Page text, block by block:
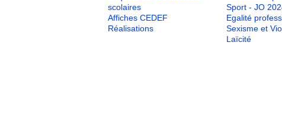
scolaires
Affiches CEDEF
Réalisations
Sport - JO
Egalité
Sexisme et
Laïcité